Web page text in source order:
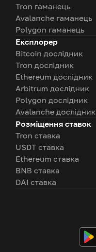
Tron гаманець
Avalanche гаманець
Polygon гаманець
Експлорер
Bitcoin дослідник
Tron дослідник
Ethereum дослідник
Arbitrum дослідник
Polygon дослідник
Avalanche дослідник
Розміщення ставок
Tron ставка
USDT ставка
Ethereum ставка
BNB ставка
DAI ставка